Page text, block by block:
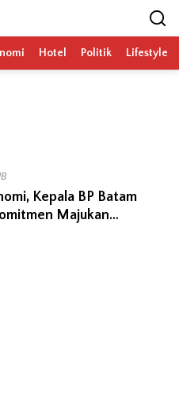
Hotel Politik Lifestyle
Kepala BP Batam
Majukan